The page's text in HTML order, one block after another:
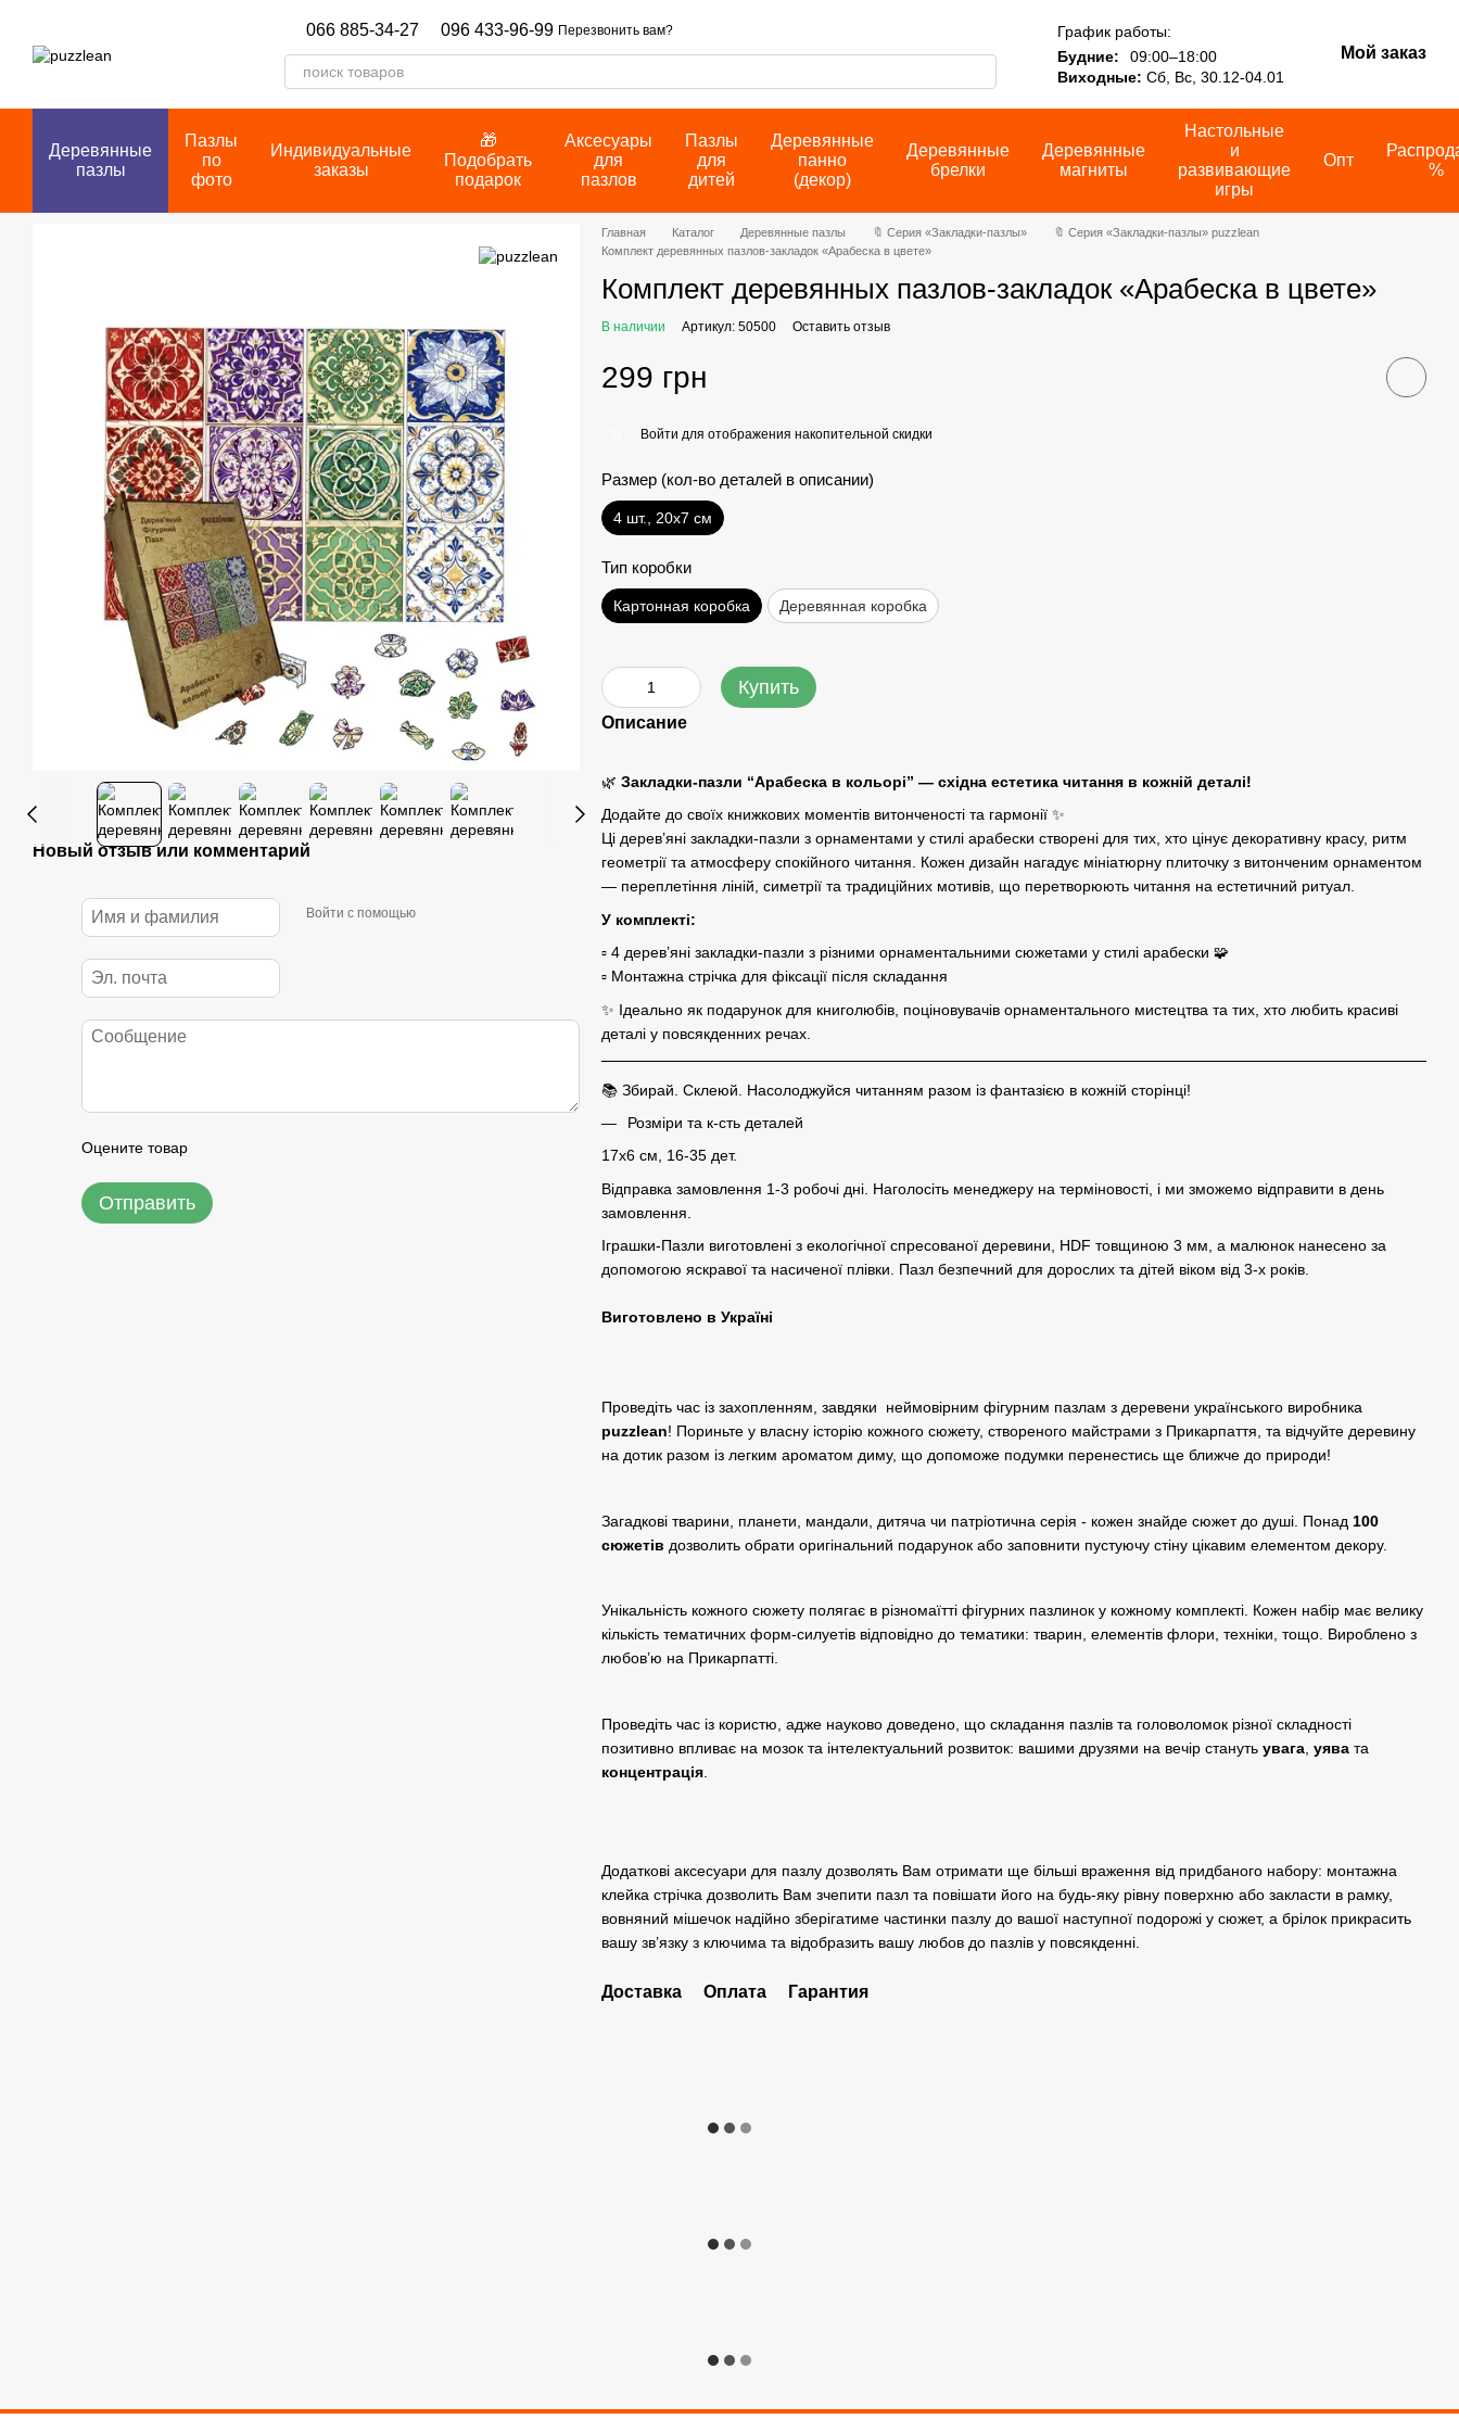
066 885-34-27 096 433-96-99 Перезвонить вам?
График работы:
Будние:
09:00–18:00
Виходные: Сб, Вс, 30.12-04.01
Мой заказ
Деревянные
пазлы
Пазлы
по
фото
Индивидуальные
заказы
🎁
Подобрать
подарок
Аксесуары
для
пазлов
Пазлы
для
дитей
Деревянные
панно
(декор)
Деревянные
брелки
Деревянные
магниты
Настольные
и
развивающие
игры
Опт
%
Новый отзыв или комментарий
Войти с помощью
Оцените товар
Отправить
Главная Каталог Деревянные пазлы 🔖 Серия «Закладки-пазлы»
🔖 Серия «Закладки-пазлы» puzzlean
Комплект деревянных пазлов-закладок «Арабеска в цвете»
Комплект деревянных пазлов-закладок «Арабеска в цвете»
В наличии Артикул: 50500 Оставить отзыв
299 грн
Войти для отображения накопительной скидки
Размер (кол-во деталей в описании)
4 шт., 20х7 см
Тип коробки
Картонная коробка Деревянная коробка
Купить
Описание
🌿 Закладки-пазли “Арабеска в кольорі” — східна естетика читання в кожній деталі!
Додайте до своїх книжкових моментів витонченості та гармонії ✨
Ці дерев’яні закладки-пазли з орнаментами у стилі арабески створені для тих, хто цінує декоративну красу, ритм
геометрії та атмосферу спокійного читання. Кожен дизайн нагадує мініатюрну плиточку з витонченим орнаментом
— переплетіння ліній, симетрії та традиційних мотивів, що перетворюють читання на естетичний ритуал.
У комплекті:
▫️ 4 дерев’яні закладки-пазли з різними орнаментальними сюжетами у стилі арабески 🧩
▫️ Монтажна стрічка для фіксації після складання
✨ Ідеально як подарунок для книголюбів, поціновувачів орнаментального мистецтва та тих, хто любить красиві
деталі у повсякденних речах.
📚 Збирай. Склеюй. Насолоджуйся читанням разом із фантазією в кожній сторінці!
Розміри та к-сть деталей
17х6 см, 16-35 дет.
Відправка замовлення 1-3 робочі дні. Наголосіть менеджеру на терміновості, і ми зможемо відправити в день
замовлення.
Іграшки-Пазли виготовлені з екологічної спресованої деревини, HDF товщиною 3 мм, а малюнок нанесено за
допомогою яскравої та насиченої плівки. Пазл безпечний для дорослих та дітей віком від 3-х років.
Виготовлено в Україні
Проведіть час із захопленням, завдяки неймовірним фігурним пазлам з деревени українського виробника
puzzlean! Пориньте у власну історію кожного сюжету, створеного майстрами з Прикарпаття, та відчуйте деревину
на дотик разом із легким ароматом диму, що допоможе подумки перенестись ще ближче до природи!
Загадкові тварини, планети, мандали, дитяча чи патріотична серія - кожен знайде сюжет до душі. Понад 100
сюжетів дозволить обрати оригінальний подарунок або заповнити пустуючу стіну цікавим елементом декору.
Унікальність кожного сюжету полягає в різномаїтті фігурних пазлинок у кожному комплекті. Кожен набір має велику
кількість тематичних форм-силуетів відповідно до тематики: тварин, елементів флори, техніки, тощо. Вироблено з
любов’ю на Прикарпатті.
Проведіть час із користю, адже науково доведено, що складання пазлів та головоломок різної складності
позитивно впливає на мозок та інтелектуальний розвиток: вашими друзями на вечір станутьувага, уявата
концентрація.
Додаткові аксесуари для пазлу дозволять Вам отримати ще більші враження від придбаного набору: монтажна
клейка стрічка дозволить Вам зчепити пазл та повішати його на будь-яку рівну поверхню або закласти в рамку,
вовняний мішечок надійно зберігатиме частинки пазлу до вашої наступної подорожі у сюжет, а брілок прикрасить
вашу зв’язку з ключима та відобразить вашу любов до пазлів у повсякденні.
Доставка Оплата Гарантия